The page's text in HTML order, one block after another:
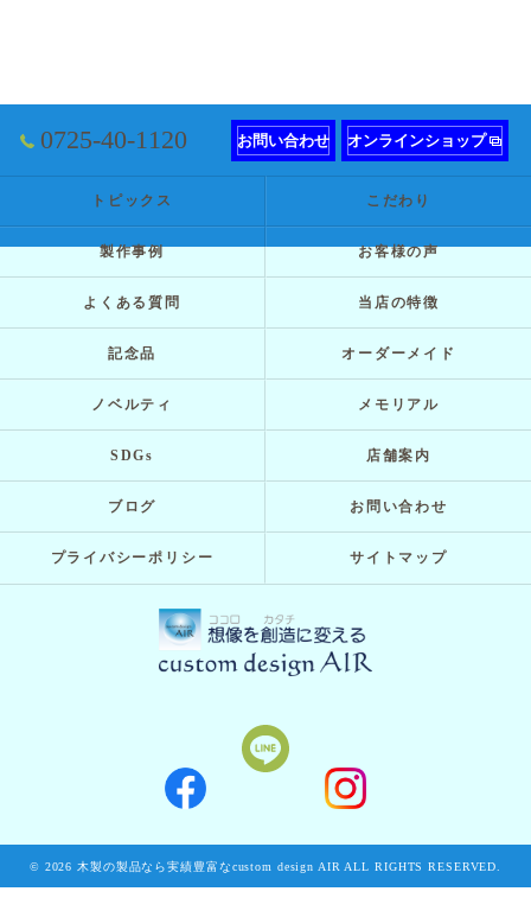
0725-40-1120 お問い合わせ オンラインショップ
トピックス こだわり
製作事例 お客様の声
よくある質問 当店の特徴
記念品 オーダーメイド
ノベルティ メモリアル
SDGs 店舗案内
ブログ お問い合わせ
プライバシーポリシー サイトマップ
© 2026 木製の製品なら実績豊富なcustom design AIR ALL RIGHTS RESERVED.